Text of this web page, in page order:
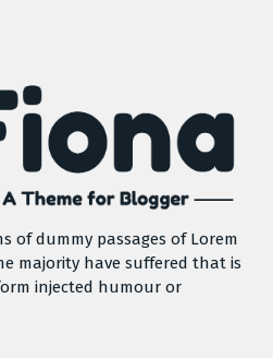
of dummy passages of Lorem
majority have suffered that is
injected humour or